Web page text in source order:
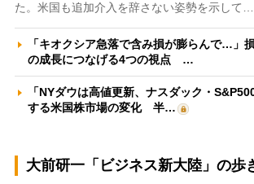
た。米国も追加介入を辞さない姿勢を示して…
「キオクシア急落で含み損が膨らんで…」
の成長につなげる4つの視点 …
「NYダウは高値更新、ナスダック・
する米国株市場の変化 半…
大前研一「ビジネス新大陸」の歩